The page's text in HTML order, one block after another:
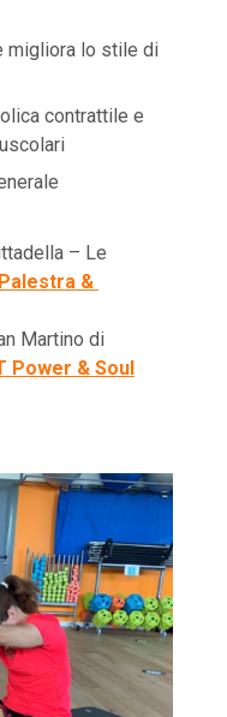
migliora lo stile di
contrattile e
– Le
&
Martino di
Power & Soul